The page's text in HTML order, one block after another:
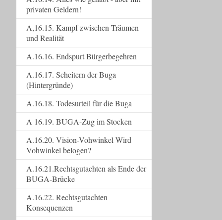
privaten Geldern!
A,16.15. Kampf zwischen Träumen
und Realität
A.16.16. Endspurt Bürgerbegehren
A.16.17. Scheitern der Buga
(Hintergründe)
A.16.18. Todesurteil für die Buga
A 16.19. BUGA-Zug im Stocken
A.16.20. Vision-Vohwinkel Wird
Vohwinkel belogen?
A.16.21.Rechtsgutachten als Ende der
BUGA-Brücke
A.16.22. Rechtsgutachten
Konsequenzen